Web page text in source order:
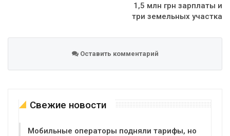
1,5 млн грн зарплаты и
три земельных участка
Оставить комментарий
Свежие новости
Мобильные операторы подняли тарифы, но